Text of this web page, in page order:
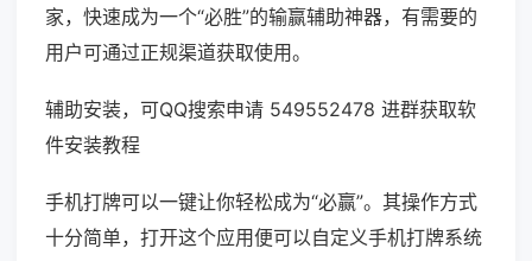
家，快速成为一个“必胜”的输赢辅助神器，有需要的
用户可通过正规渠道获取使用。
辅助安装，可QQ搜索申请 549552478 进群获取软
件安装教程
手机打牌可以一键让你轻松成为“必赢”。其操作方式
十分简单，打开这个应用便可以自定义手机打牌系统